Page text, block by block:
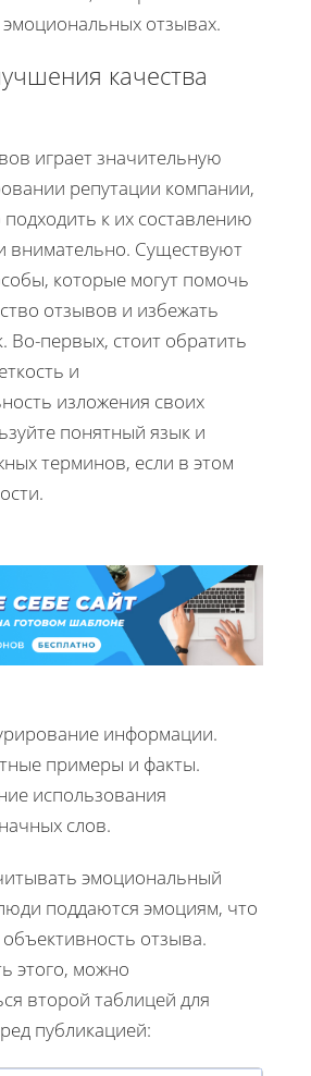
отзывах.
качества
играет значительную
репутации компании,
к их составлению
внимательно. Существуют
которые могут помочь
отзывов и избежать
Во-первых, стоит обратить
и
изложения своих
понятный язык и
терминов, если в этом
информации.
примеры и факты.
использования
слов.
эмоциональный
поддаются эмоциям, что
отзыва.
этого, можно
второй таблицей для
публикацией: